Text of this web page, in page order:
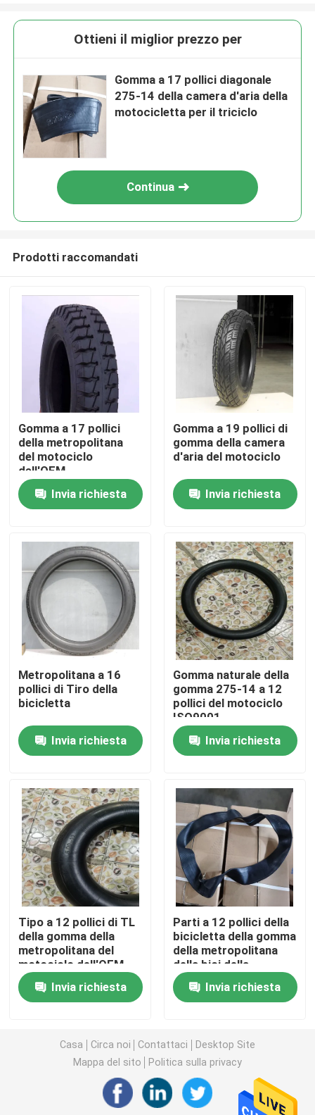
Casa
Prodotti
Chi siamo
Controllo di qualità
Contattaci
notizie
Tutti i casi
Gomma della metropolitana del motociclo
Gomma del motociclo della via
Gomma del motociclo di Off Road
Gomma del triciclo
Gomma del motorino del motociclo
Gomma elettrica del motociclo
Camera d'aria del triciclo
Ottieni il miglior prezzo per
Gomma a 17 pollici diagonale
275-14 della camera d'aria della
motocicletta per il triciclo
Continua
Prodotti raccomandati
Gomma a 17 pollici
della metropolitana
del motociclo
dell'OEM
Invia richiesta
Gomma a 19 pollici di
gomma della camera
d'aria del motociclo
Invia richiesta
Metropolitana a 16
pollici di Tiro della
bicicletta
Invia richiesta
Gomma naturale della
gomma 275-14 a 12
pollici del motociclo
ISO9001
Invia richiesta
Tipo a 12 pollici di TL
della gomma della
metropolitana del
motociclo dell'OEM
con gomma naturale
Invia richiesta
Parti a 12 pollici della
bicicletta della gomma
della metropolitana
della bici della
sporcizia del
motociclo dell'OEM a
17 pollici
Invia richiesta
Casa Circa noi Contattaci
Desktop Site
Mappa del sito
Politica sulla privacy